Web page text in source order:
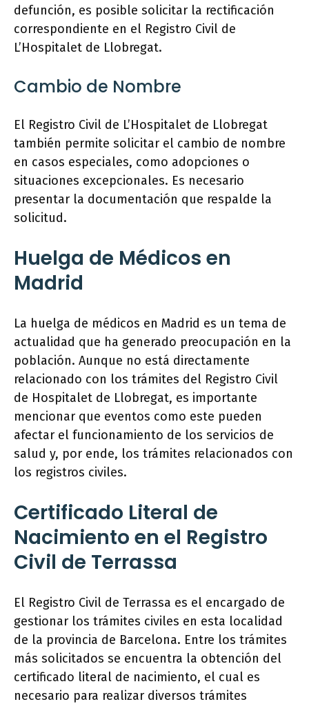
defunción, es posible solicitar la rectificación
correspondiente en el Registro Civil de
L’Hospitalet de Llobregat.
Cambio de Nombre
El Registro Civil de L’Hospitalet de Llobregat
también permite solicitar el cambio de nombre
en casos especiales, como adopciones o
situaciones excepcionales. Es necesario
presentar la documentación que respalde la
solicitud.
Huelga de Médicos en
Madrid
La huelga de médicos en Madrid es un tema de
actualidad que ha generado preocupación en la
población. Aunque no está directamente
relacionado con los trámites del Registro Civil
de Hospitalet de Llobregat, es importante
mencionar que eventos como este pueden
afectar el funcionamiento de los servicios de
salud y, por ende, los trámites relacionados con
los registros civiles.
Certificado Literal de
Nacimiento en el Registro
Civil de Terrassa
El Registro Civil de Terrassa es el encargado de
gestionar los trámites civiles en esta localidad
de la provincia de Barcelona. Entre los trámites
más solicitados se encuentra la obtención del
certificado literal de nacimiento, el cual es
necesario para realizar diversos trámites